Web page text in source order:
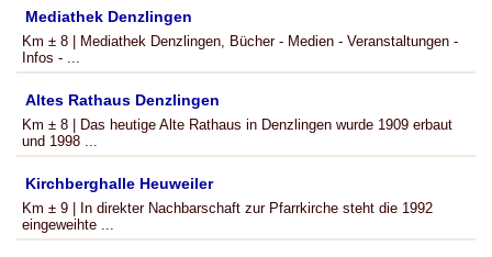
Mediathek Denzlingen
Km ± 8 | Mediathek Denzlingen, Bücher - Medien - Veranstaltungen -
Infos - ...
Altes Rathaus Denzlingen
Km ± 8 | Das heutige Alte Rathaus in Denzlingen wurde 1909 erbaut
und 1998 ...
Kirchberghalle Heuweiler
Km ± 9 | In direkter Nachbarschaft zur Pfarrkirche steht die 1992
eingeweihte ...